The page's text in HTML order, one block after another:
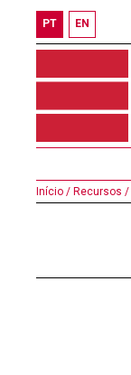
PT EN
Início / Recursos /